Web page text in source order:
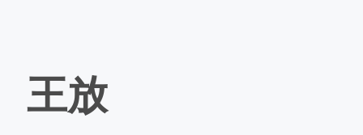
王放